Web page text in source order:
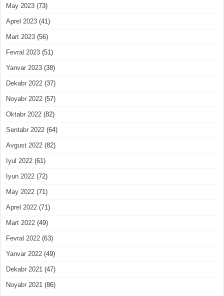
May 2023 (73)
Aprel 2023 (41)
Mart 2023 (56)
Fevral 2023 (51)
Yanvar 2023 (38)
Dekabr 2022 (37)
Noyabr 2022 (57)
Oktabr 2022 (82)
Sentabr 2022 (64)
Avgust 2022 (82)
Iyul 2022 (61)
Iyun 2022 (72)
May 2022 (71)
Aprel 2022 (71)
Mart 2022 (49)
Fevral 2022 (63)
Yanvar 2022 (49)
Dekabr 2021 (47)
Noyabr 2021 (86)